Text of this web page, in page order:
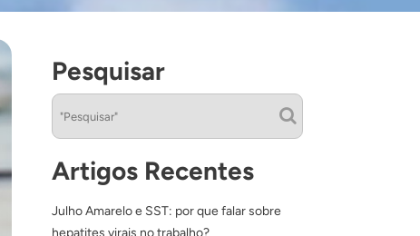
Pesquisar
Artigos Recentes
Julho Amarelo e SST: por que falar sobre
hepatites virais no trabalho?